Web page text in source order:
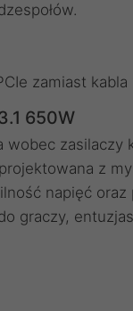
zamiast kabla
650W
zasilaczy
z
napięć oraz
graczy,